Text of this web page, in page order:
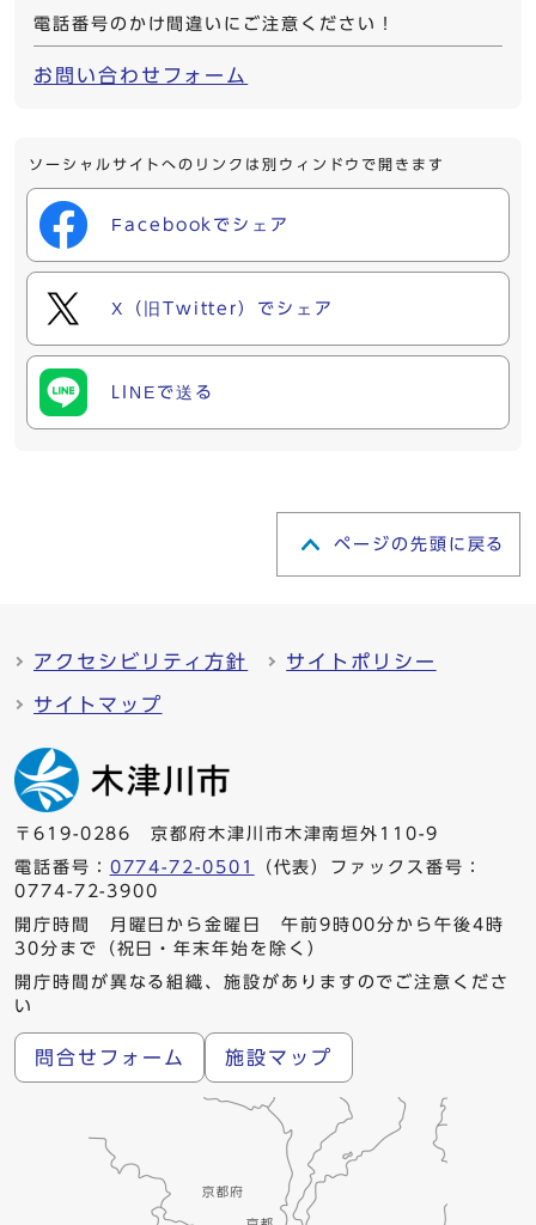
電話番号のかけ間違いにご注意ください！
お問い合わせフォーム
ソーシャルサイトへのリンクは別ウィンドウで開きます
Facebookでシェア
X（旧Twitter）でシェア
LINEで送る
ページの先頭に戻る
アクセシビリティ方針 サイトポリシー
サイトマップ
〒619-0286 京都府木津川市木津南垣外110-9
電話番号： 0774-72-0501
（代表）ファックス番号：
0774-72-3900
開庁時間 月曜日から金曜日 午前9時00分から午後4時
30分まで（祝日・年末年始を除く）
開庁時間が異なる組織、施設がありますのでご注意くださ
い
問合せフォーム 施設マップ